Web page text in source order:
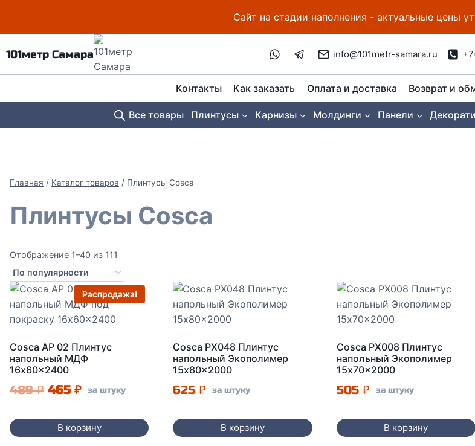
содержимому
Сайт на стадии наполнения - актуальные цены
101метр Самара info@101metr-samara.ru
Контакты Как заказать Оплата и доставка Возврат и
Все товары Плинтусы Карнизы Молдинги Панели
Главная / Каталог товаров / Плинтусы Cosca
Плинтусы Cosca
Отображение 1–40 из 111
по
популярности
Распродажа!
Cosca AP 02 Плинтус
напольный МДФ
16x60x2400
489₽ Первоначальная
составляла
465 ₽Текущая
465 ₽.
за штуку
В корзину
Cosca PX048 Плинтус
напольный Экополимер
15x80x2000
625₽ за штуку
В корзину
Cosca PX008 Плинтус
напольный Экополимер
15x70x2000
505 ₽ за штуку
В корзину